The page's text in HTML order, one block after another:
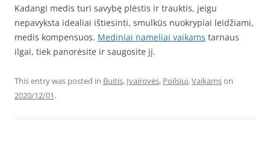
Kadangi medis turi savybę plėstis ir trauktis, jeigu
nepavyksta idealiai ištiesinti, smulkūs nuokrypiai leidžiami,
medis kompensuos. Mediniai nameliai vaikams tarnaus
ilgai, tiek panorėsite ir saugosite jį.
This entry was posted in Buitis, Įvairovės, Poilsiui,Vaikamson
2020/12/01.